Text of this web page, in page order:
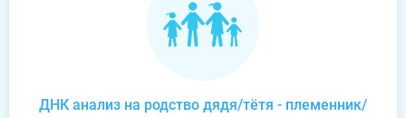
ДНК анализ на родство дядя/тётя - племенник/